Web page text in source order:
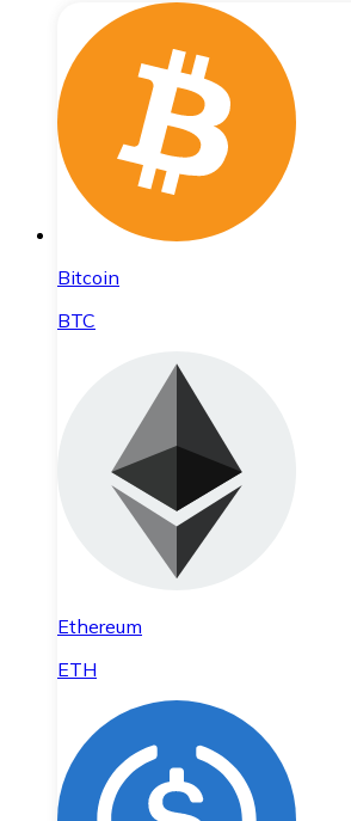
Bitcoin
BTC
Ethereum
ETH